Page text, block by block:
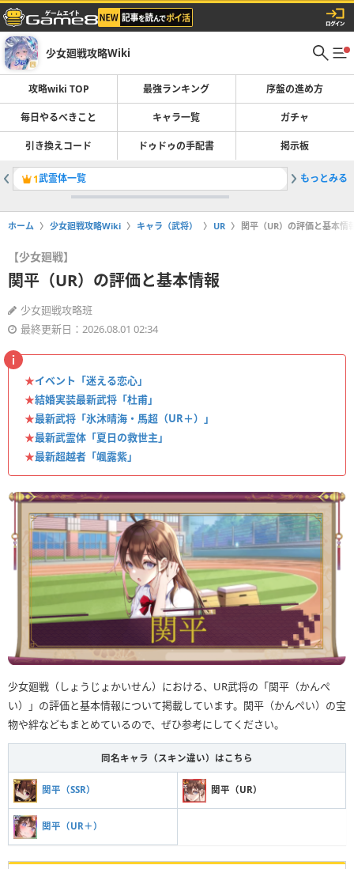
少女廻戦攻略Wiki
攻略wiki TOP 最強ランキング 序盤の進め方
毎日やるべきこと キャラ一覧 ガチャ
引き換えコード ドゥドゥの手配書 掲示板
1武霊体一覧 2キャラ
もっとみる
ホーム 少女廻戦攻略Wiki キャラ（武将） UR 関平（UR）の評価と基本情
【少女廻戦】
関平（UR）の評価と基本情報
少女廻戦攻略班
最終更新日：2026.08.01 02:34
★イベント「迷える恋心」
★結婚実装最新武将「杜甫」
★最新武将「氷沐晴海・馬超（UR＋）」
★最新武霊体「夏日の救世主」
★最新超越者「颯露紫」
少女廻戦（しょうじょかいせん）における、UR武将の「関平（かんぺ
い）」の評価と基本情報について掲載しています。関平（かんぺい）の宝
物や絆などもまとめているので、ぜひ参考にしてください。
同名キャラ（スキン違い）はこちら
関平（SSR） 関平（UR）
関平（UR＋）